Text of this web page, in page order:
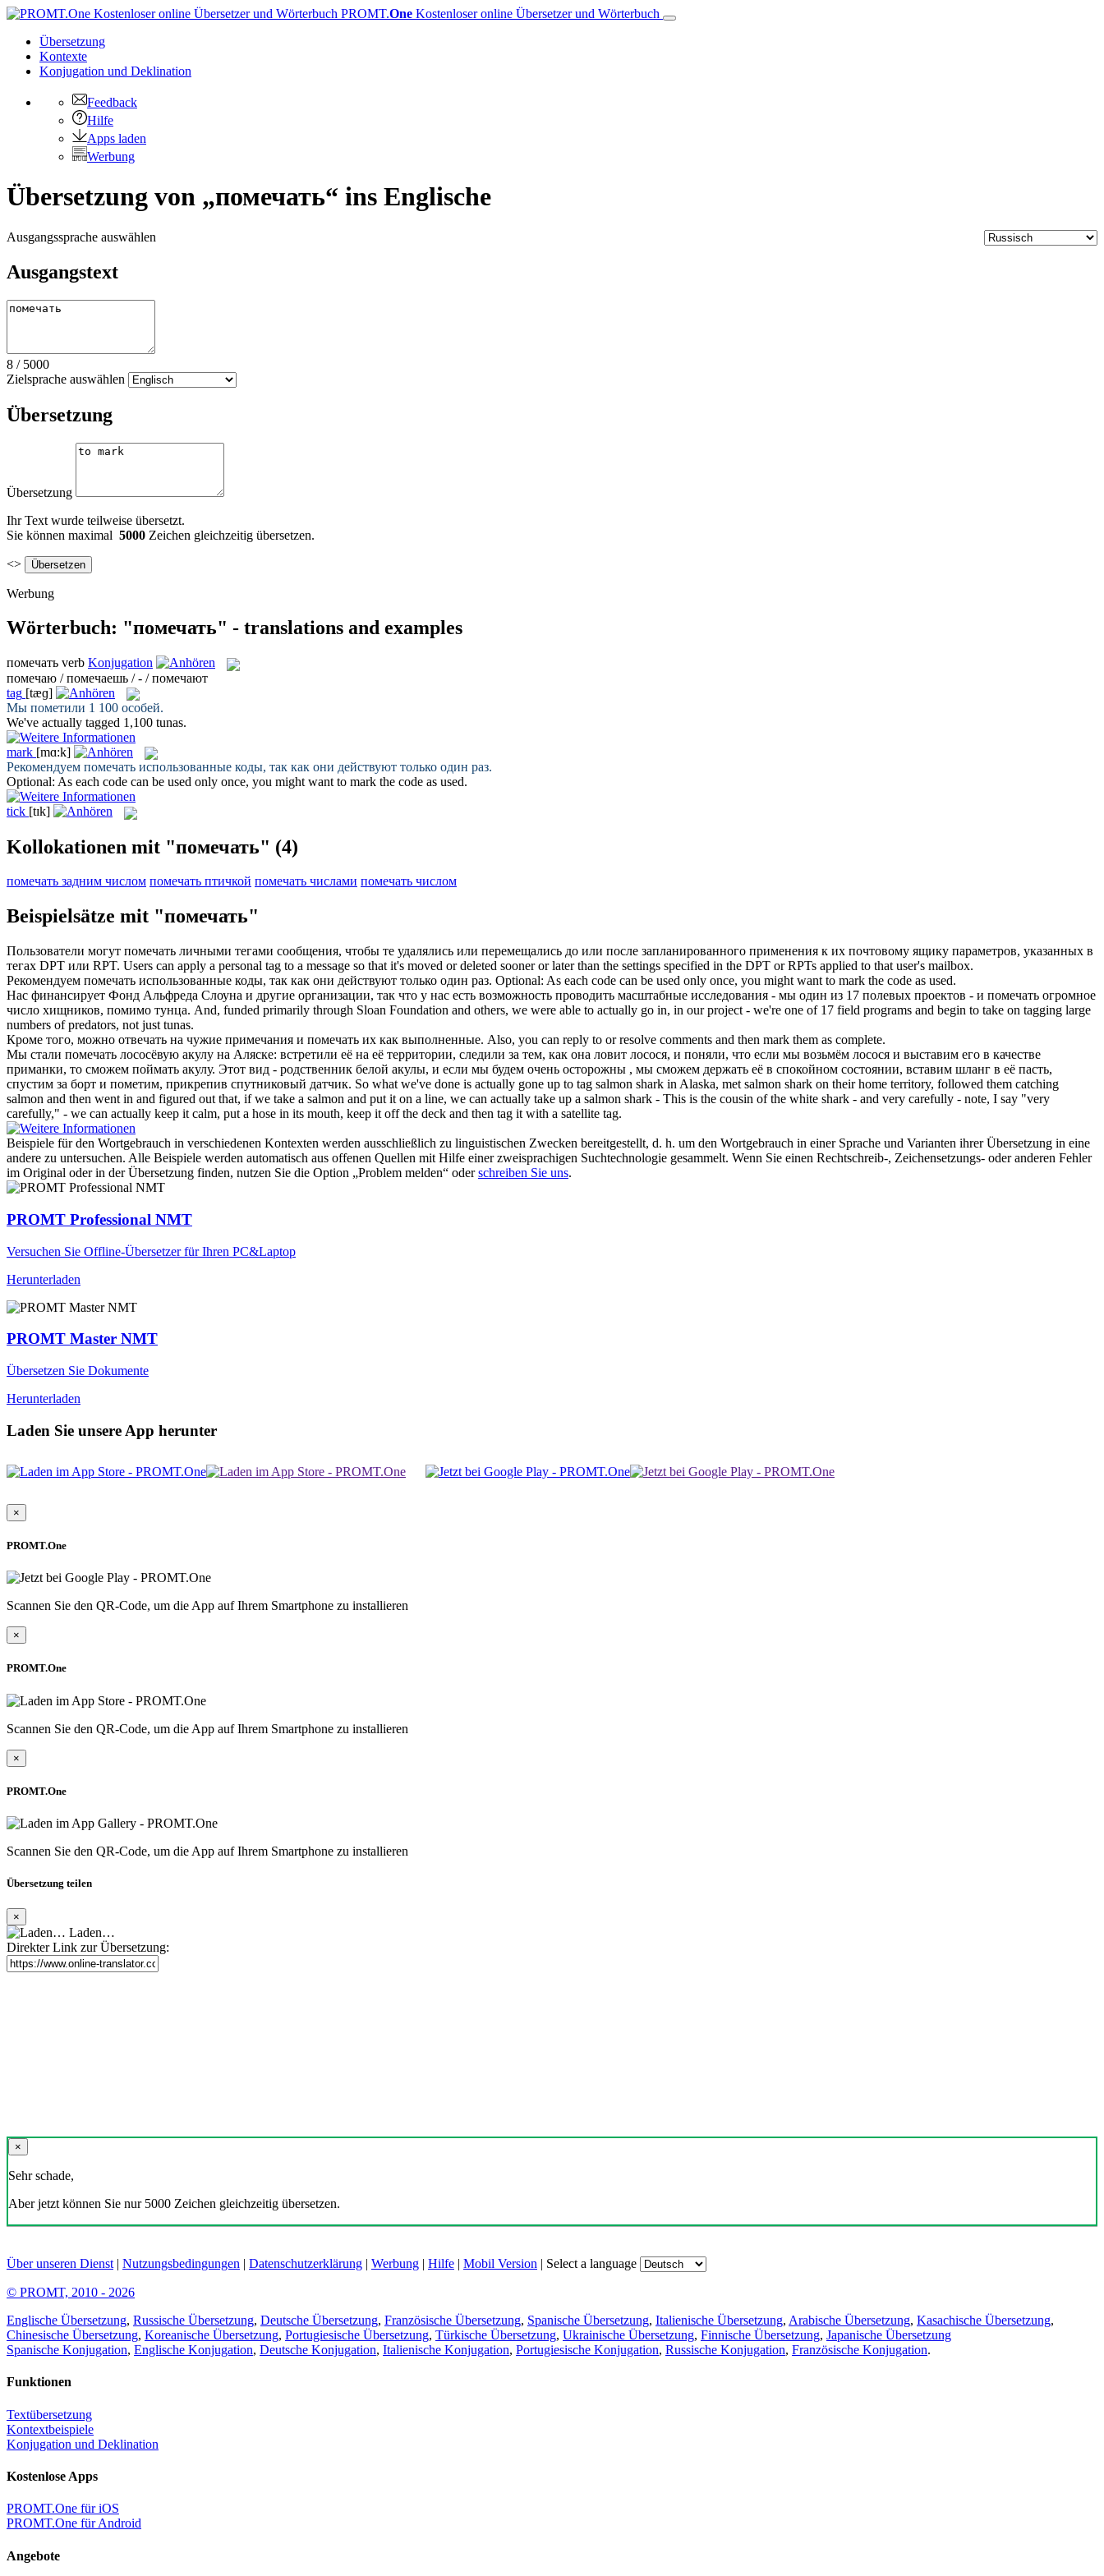
PROMT.One Kostenloser online Übersetzer und Wörterbuch
Übersetzung
Kontexte
Konjugation und Deklination
Feedback
Hilfe
Apps laden
Werbung
Übersetzung von „помечать“ ins Englische
Ausgangssprache auswählen
Ausgangstext
8 / 5000
Zielsprache auswählen
Übersetzung
Übersetzung
Ihr Text wurde teilweise übersetzt.
Sie können maximal 5000 Zeichen gleichzeitig übersetzen.
<>
Werbung
Wörterbuch: "помечать" - translations and examples
помечать verb Konjugation
помечаю / помечаешь / - / помечают
tag [tæɡ]
Мы пометили 1 100 особей.
We've actually tagged 1,100 tunas.
mark [mɑ:k]
Рекомендуем помечать использованные коды, так как они действуют только один раз.
Optional: As each code can be used only once, you might want to mark the code as used.
tick [tɪk]
Kollokationen mit "помечать" (4)
помечать задним числом помечать птичкой помечать числами помечать числом
Beispielsätze mit "помечать"
Пользователи могут помечать личными тегами сообщения, чтобы те удалялись или перемещались до или после запланированного применения к их почтовому ящику параметров, указанных в
тегах DPT или RPT. Users can apply a personal tag to a message so that it's moved or deleted sooner or later than the settings specified in the DPT or RPTs applied to that user's mailbox.
Рекомендуем помечать использованные коды, так как они действуют только один раз. Optional: As each code can be used only once, you might want to mark the code as used.
Нас финансирует Фонд Альфреда Слоуна и другие организации, так что у нас есть возможность проводить масштабные исследования - мы один из 17 полевых проектов - и помечать огромное
число хищников, помимо тунца. And, funded primarily through Sloan Foundation and others, we were able to actually go in, in our project - we're one of 17 field programs and begin to take on tagging large
numbers of predators, not just tunas.
Кроме того, можно отвечать на чужие примечания и помечать их как выполненные. Also, you can reply to or resolve comments and then mark them as complete.
Мы стали помечать лососёвую акулу на Аляске: встретили её на её территории, следили за тем, как она ловит лосося, и поняли, что если мы возьмём лосося и выставим его в качестве
приманки, то сможем поймать акулу. Этот вид - родственник белой акулы, и если мы будем очень осторожны , мы сможем держать её в спокойном состоянии, вставим шланг в её пасть,
спустим за борт и пометим, прикрепив спутниковый датчик. So what we've done is actually gone up to tag salmon shark in Alaska, met salmon shark on their home territory, followed them catching
salmon and then went in and figured out that, if we take a salmon and put it on a line, we can actually take up a salmon shark - This is the cousin of the white shark - and very carefully - note, I say "very
carefully," - we can actually keep it calm, put a hose in its mouth, keep it off the deck and then tag it with a satellite tag.
Beispiele für den Wortgebrauch in verschiedenen Kontexten werden ausschließlich zu linguistischen Zwecken bereitgestellt, d. h. um den Wortgebrauch in einer Sprache und Varianten ihrer Übersetzung in eine
andere zu untersuchen. Alle Beispiele werden automatisch aus offenen Quellen mit Hilfe einer zweisprachigen Suchtechnologie gesammelt. Wenn Sie einen Rechtschreib-, Zeichensetzungs- oder anderen Fehler
im Original oder in der Übersetzung finden, nutzen Sie die Option „Problem melden“ oderschreiben Sie uns.
PROMT Professional NMT
Versuchen Sie Offline-Übersetzer für Ihren PC&Laptop
Herunterladen
PROMT Master NMT
Übersetzen Sie Dokumente
Herunterladen
Laden Sie unsere App herunter
×
PROMT.One
Scannen Sie den QR-Code, um die App auf Ihrem Smartphone zu installieren
×
PROMT.One
Scannen Sie den QR-Code, um die App auf Ihrem Smartphone zu installieren
×
PROMT.One
Scannen Sie den QR-Code, um die App auf Ihrem Smartphone zu installieren
Übersetzung teilen
×
Laden…
Direkter Link zur Übersetzung:
×
Sehr schade,
Aber jetzt können Sie nur 5000 Zeichen gleichzeitig übersetzen.
Über unseren Dienst | Nutzungsbedingungen | Datenschutzerklärung | Werbung | Hilfe | Mobil Version | Select a language
© PROMT, 2010 - 2026
Englische Übersetzung, Russische Übersetzung, Deutsche Übersetzung, Französische Übersetzung, Spanische Übersetzung, Italienische Übersetzung, Arabische Übersetzung, Kasachische Übersetzung,
Chinesische Übersetzung, Koreanische Übersetzung, Portugiesische Übersetzung, Türkische Übersetzung, Ukrainische Übersetzung, Finnische Übersetzung, Japanische Übersetzung
Spanische Konjugation, Englische Konjugation, Deutsche Konjugation, Italienische Konjugation, Portugiesische Konjugation, Russische Konjugation, Französische Konjugation.
Funktionen
Textübersetzung
Kontextbeispiele
Konjugation und Deklination
Kostenlose Apps
PROMT.One für iOS
PROMT.One für Android
Angebote